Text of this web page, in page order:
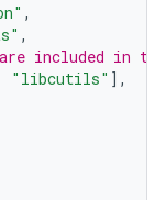
,
,
included in the
"libcutils" ],